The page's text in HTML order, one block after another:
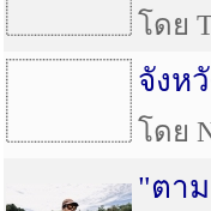
โดย
จังห
โดย
"ตา